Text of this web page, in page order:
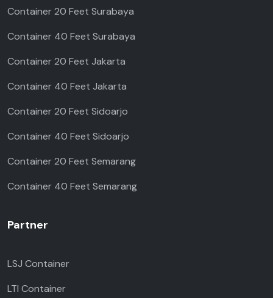
Container 20 Feet Surabaya
Container 40 Feet Surabaya
Container 20 Feet Jakarta
Container 40 Feet Jakarta
Container 20 Feet Sidoarjo
Container 40 Feet Sidoarjo
Container 20 Feet Semarang
Container 40 Feet Semarang
Partner
LSJ Container
LTI Container